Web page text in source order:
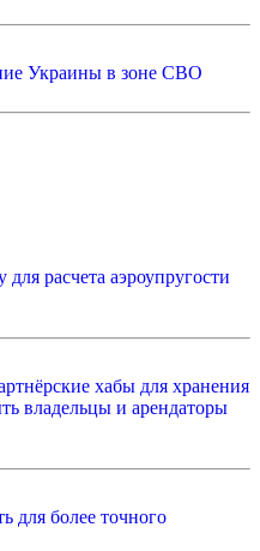
Украины в зоне СВО
расчета аэроупругости
хабы для хранения
владельцы и арендаторы
для более точного